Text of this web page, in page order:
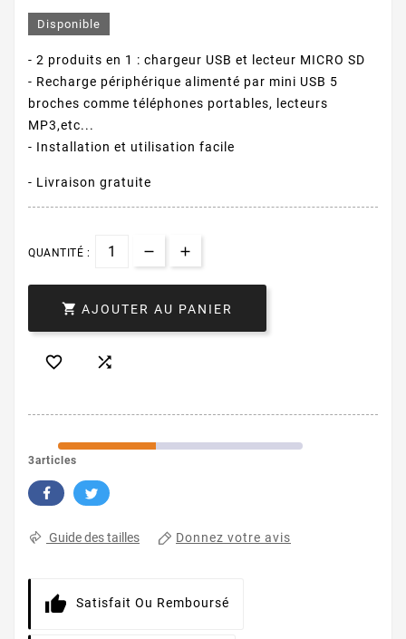
Disponible
- 2 produits en 1 : chargeur USB et lecteur MICRO SD
- Recharge périphérique alimenté par mini USB 5
broches comme téléphones portables, lecteurs
MP3,etc...
- Installation et utilisation facile
- Livraison gratuite
QUANTITÉ :
 AJOUTER AU PANIER
 
3articles
Guide des tailles Donnez votre avis
Satisfait Ou Remboursé